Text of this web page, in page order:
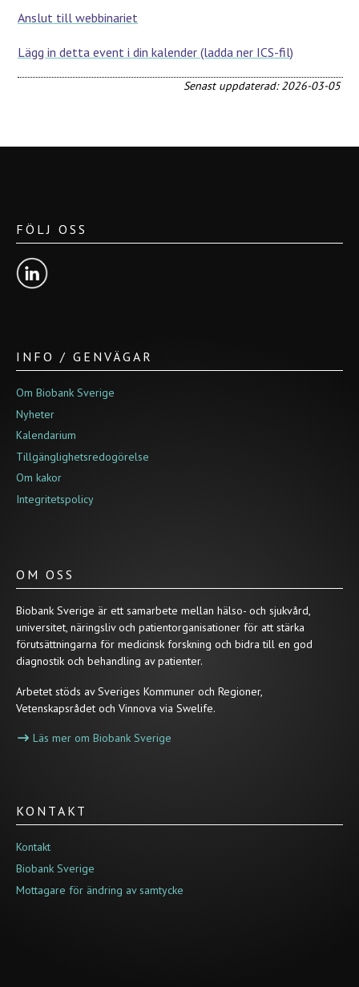
Anslut till webbinariet
Lägg in detta event i din kalender (ladda ner ICS-fil)
Senast uppdaterad: 2026-03-05
FÖLJ OSS
INFO / GENVÄGAR
Om Biobank Sverige
Nyheter
Kalendarium
Tillgänglighetsredogörelse
Om kakor
Integritetspolicy
OM OSS
Biobank Sverige är ett samarbete mellan hälso- och sjukvård,
universitet, näringsliv och patientorganisationer för att stärka
förutsättningarna för medicinsk forskning och bidra till en god
diagnostik och behandling av patienter.
Arbetet stöds av Sveriges Kommuner och Regioner,
Vetenskapsrådet och Vinnova via Swelife.
Läs mer om Biobank Sverige
KONTAKT
Kontakt
Biobank Sverige
Mottagare för ändring av samtycke